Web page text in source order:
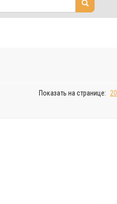
Показать на странице: 20